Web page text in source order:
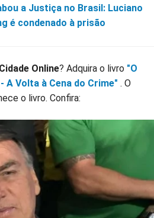
a Justiça no Brasil: Luciano
é condenado à prisão
Online? Adquira o livro "O
A Volta à Cena do Crime" . O
o livro. Confira: